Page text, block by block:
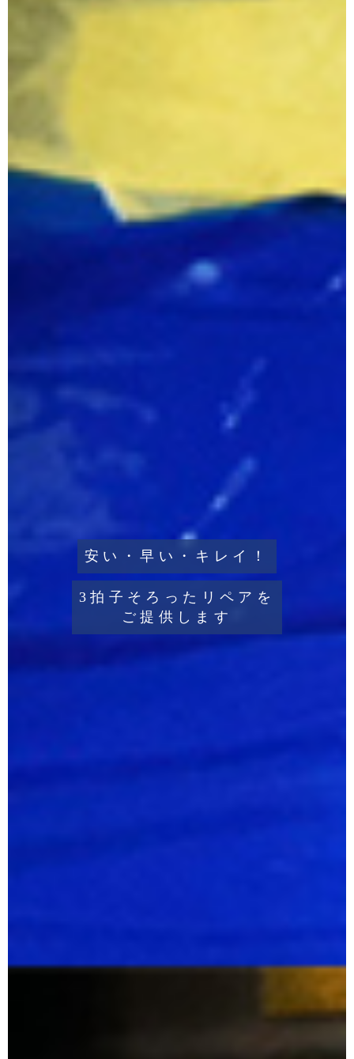
安い・早い・キレイ！
3拍子そろったリペアを
ご提供します